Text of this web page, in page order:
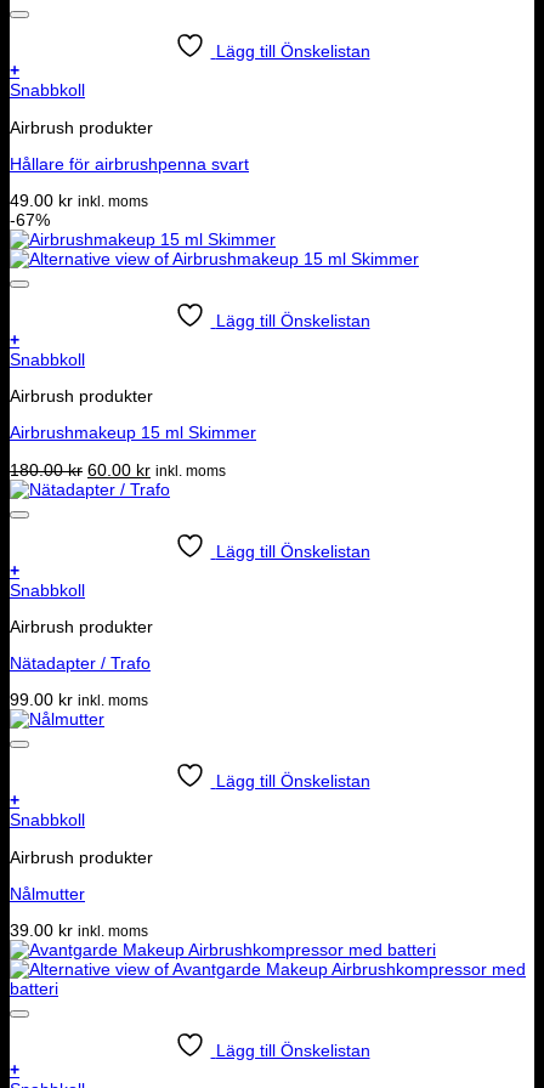
Lägg till Önskelistan
+
Snabbkoll
Airbrush produkter
Hållare för airbrushpenna svart
49.00 kr inkl. moms
-67%
Lägg till Önskelistan
+
Den
produkten
flera
De
olika
alternativen
på
produktsidan
Snabbkoll
Airbrush produkter
Airbrushmakeup 15 ml Skimmer
180.00kr Det
ursprungliga
60.00 krDet
nuvarande
60.00 kr.
inkl. moms
Lägg till Önskelistan
+
Snabbkoll
Airbrush produkter
Nätadapter / Trafo
99.00 kr inkl. moms
Lägg till Önskelistan
+
Snabbkoll
Airbrush produkter
Nålmutter
39.00 kr inkl. moms
Lägg till Önskelistan
+